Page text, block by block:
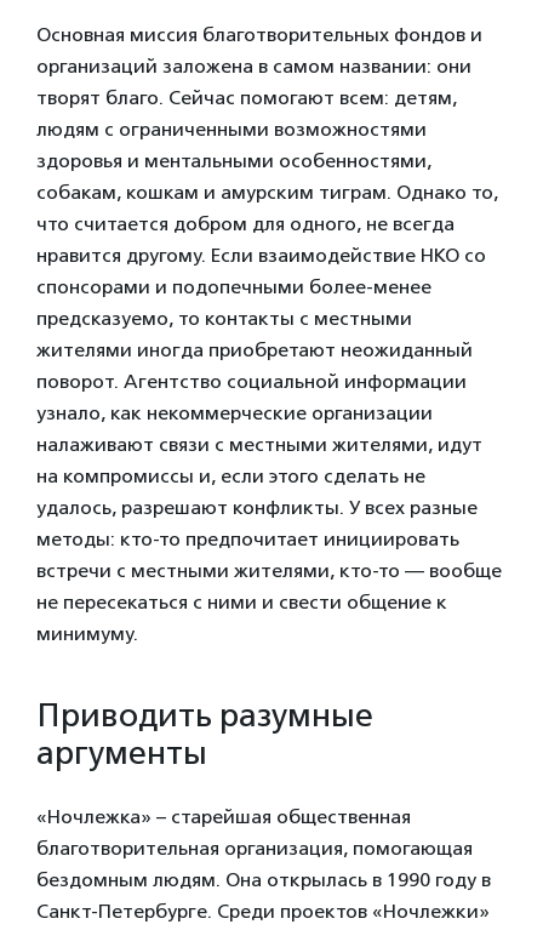
Основная миссия благотворительных фондов и
организаций заложена в самом названии: они
творят благо. Сейчас помогают всем: детям,
людям с ограниченными возможностями
здоровья и ментальными особенностями,
собакам, кошкам и амурским тиграм. Однако то,
что считается добром для одного, не всегда
нравится другому. Если взаимодействие НКО со
спонсорами и подопечными более-менее
предсказуемо, то контакты с местными
жителями иногда приобретают неожиданный
поворот. Агентство социальной информации
узнало, как некоммерческие организации
налаживают связи с местными жителями, идут
на компромиссы и, если этого сделать не
удалось, разрешают конфликты. У всех разные
методы: кто-то предпочитает инициировать
встречи с местными жителями, кто-то — вообще
не пересекаться с ними и свести общение к
минимуму.
Приводить разумные
аргументы
«Ночлежка» – старейшая общественная
благотворительная организация, помогающая
бездомным людям. Она открылась в 1990 году в
Санкт-Петербурге. Среди проектов «Ночлежки»